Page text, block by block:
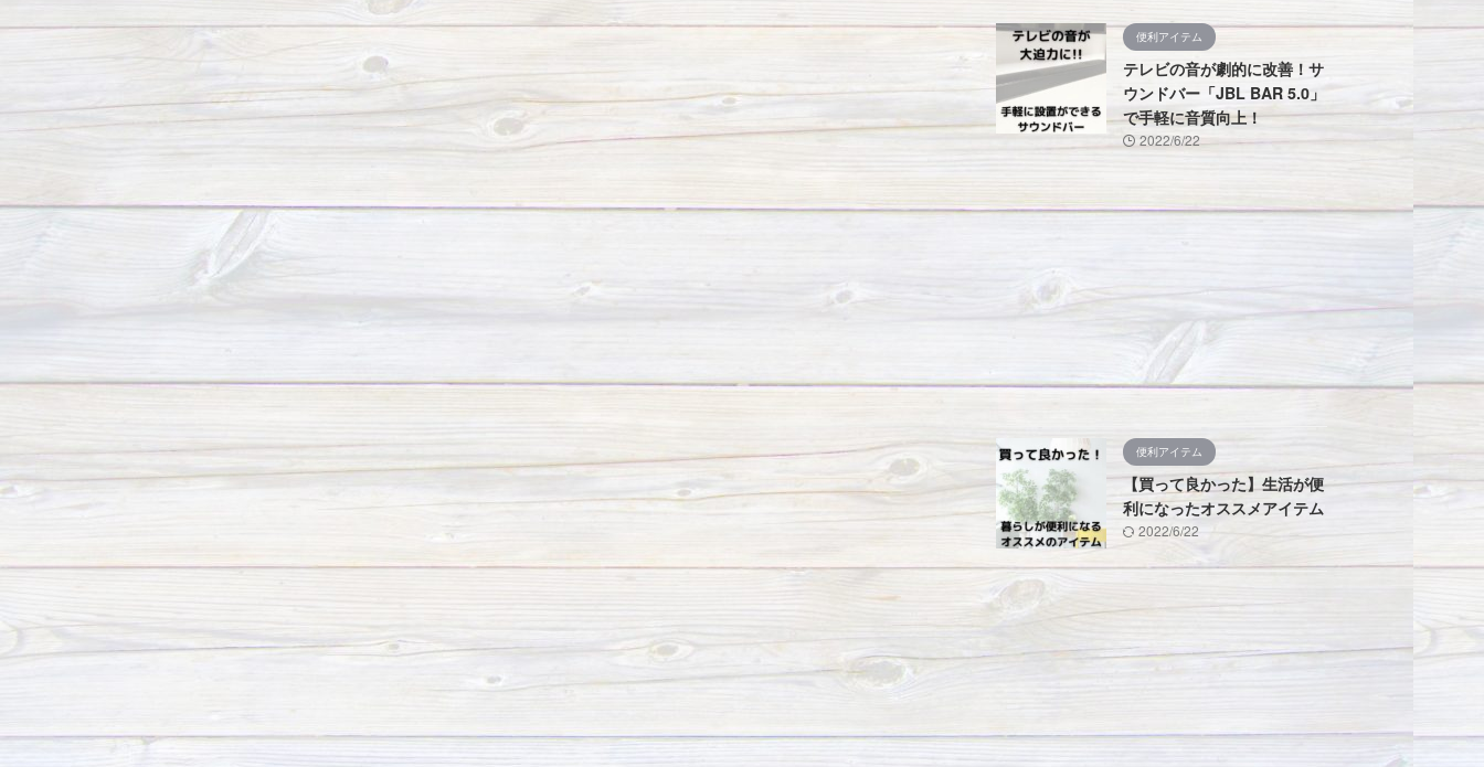
便利アイテム
テレビの音が劇的に改善！サ
ウンドバー「JBL BAR 5.0」
で手軽に音質向上！
2022/6/22
便利アイテム
【買って良かった】生活が便
利になったオススメアイテム
2022/6/22